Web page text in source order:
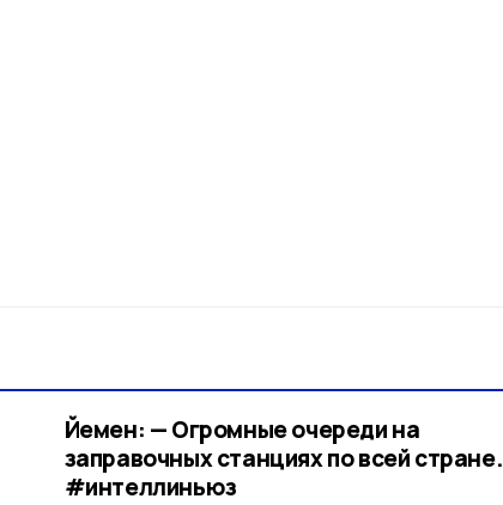
Йемен: — Огромные очереди на
заправочных станциях по всей стране.
#интеллиньюз